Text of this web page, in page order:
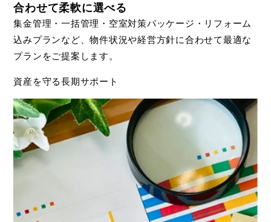
合わせて柔軟に選べる
集金管理・一括管理・空室対策パッケージ・リフォーム
込みプランなど、物件状況や経営方針に合わせて最適な
プランをご提案します。
資産を守る長期サポート